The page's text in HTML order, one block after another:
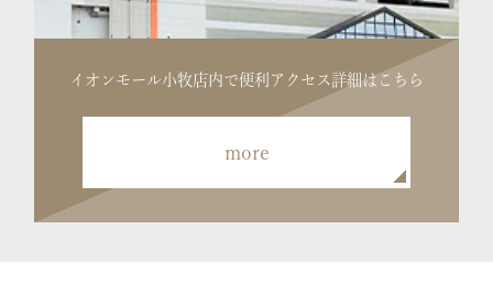
イオンモール小牧店内で便利 アクセス詳細はこちら
more